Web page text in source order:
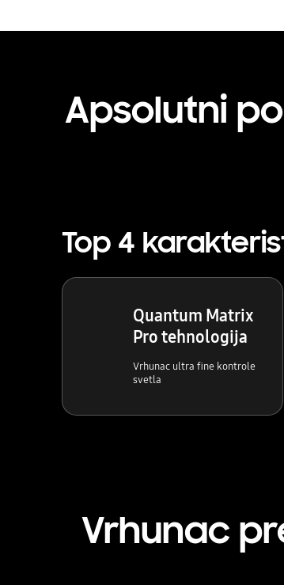
Apsolutni
Top 4
Quantum Matrix
Pro tehnologija
Vrhunac ultra fine kontrole
svetla
Vrhunac